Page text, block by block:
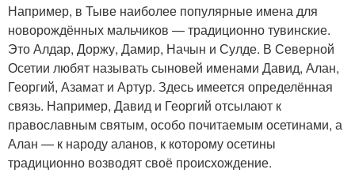
Например, в Тыве наиболее популярные имена для
новорождённых мальчиков — традиционно тувинские.
Это Алдар, Доржу, Дамир, Начын и Сулде. В Северной
Осетии любят называть сыновей именами Давид, Алан,
Георгий, Азамат и Артур. Здесь имеется определённая
связь. Например, Давид и Георгий отсылают к
православным святым, особо почитаемым осетинами, а
Алан — к народу аланов, к которому осетины
традиционно возводят своё происхождение.